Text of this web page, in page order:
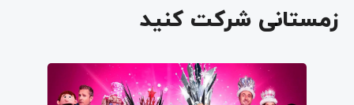
زمستانی شرکت کنید